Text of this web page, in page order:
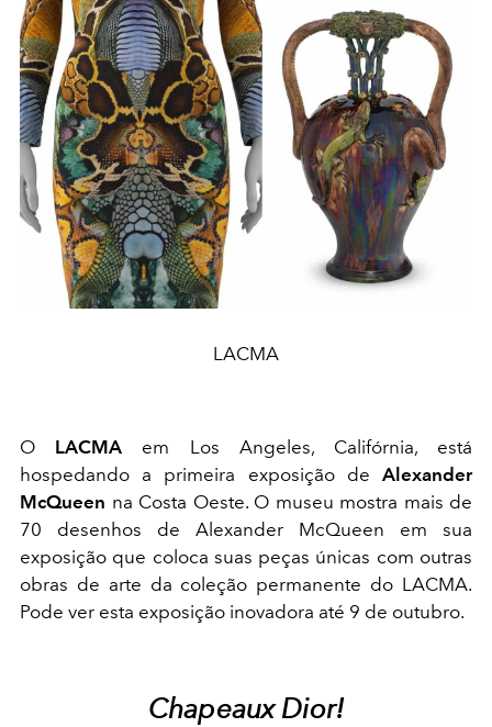
LACMA
O LACMA em Los Angeles, Califórnia, está
hospedando a primeira exposição de Alexander
McQueen na Costa Oeste. O museu mostra mais de
70 desenhos de Alexander McQueen em sua
exposição que coloca suas peças únicas com outras
obras de arte da coleção permanente do LACMA.
Pode ver esta exposição inovadora até 9 de outubro.
Chapeaux Dior!